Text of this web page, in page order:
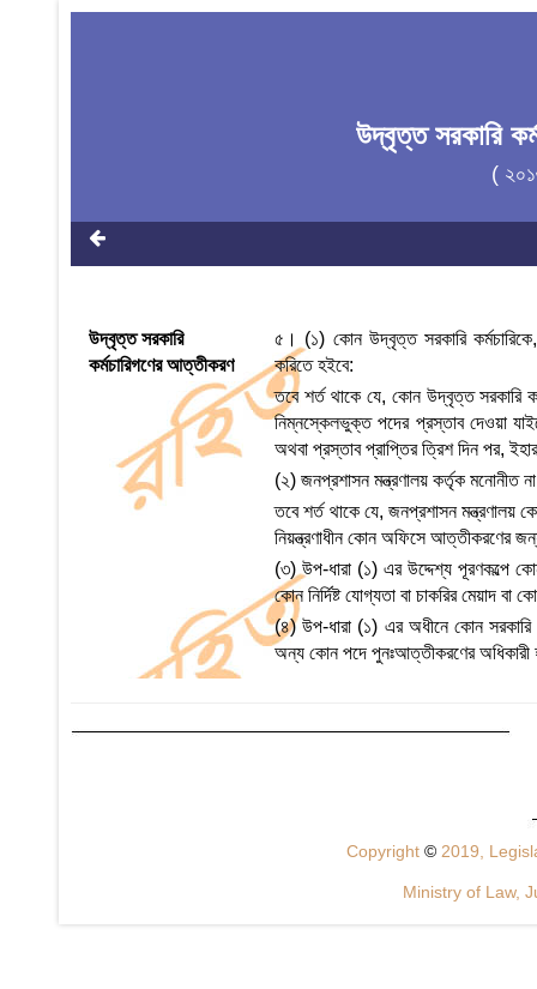
উদ্বৃত্ত সরকারি
(
উদ্বৃত্ত সরকারি
কর্মচারিগণের আত্তীকরণ
৫। (১) কোন উদ্বৃত্ত সরকারি
করিতে হইবে:
তবে শর্ত থাকে যে, কোন উদ্বৃত্ত সরকারি
নিম্নস্কেলভুক্ত পদের প্রস্তাব দেওয়া
অথবা প্রস্তাব প্রাপ্তির ত্রিশ দিন পর,
(২) জনপ্রশাসন মন্ত্রণালয় কর্তৃক মনোনীত
তবে শর্ত থাকে যে, জনপ্রশাসন মন্ত্রণালয়
নিয়ন্ত্রণাধীন কোন অফিসে আত্তীকরণের
(৩) উপ-ধারা (১) এর উদ্দেশ্য পূরণকল্পে
কোন নির্দিষ্ট যোগ্যতা বা চাকরির মেয়াদ বা
(৪) উপ-ধারা (১) এর অধীনে কোন সরকারি
অন্য কোন পদে পুনঃআত্তীকরণের অধিকারী
Copyright © 2019,
Ministry of Law,